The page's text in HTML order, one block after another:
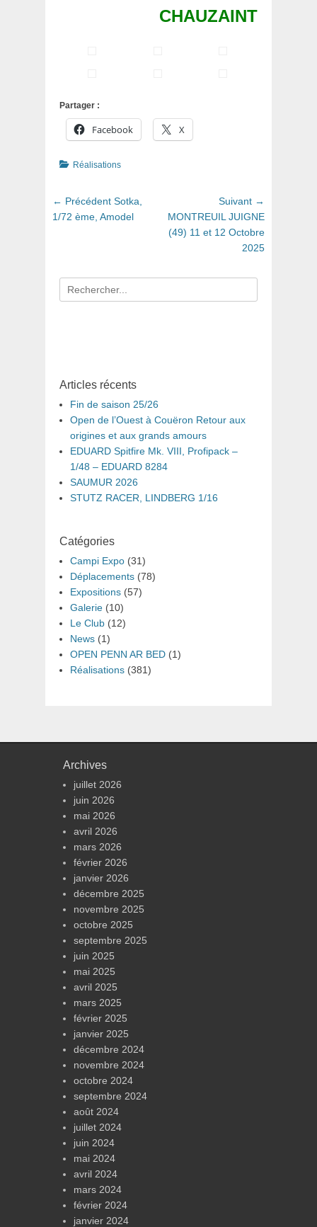
CHAUZAINT
Partager :
Facebook X
Catégories
Réalisations
Navigation
de
← Précédent Article
précédent
Sotka,
1/72 ème, Amodel
Suivant →
suivant
:
MONTREUIL JUIGNE
(49) 11 et 12 Octobre
2025
Recherche
pour
Articles récents
Fin de saison 25/26
Open de l’Ouest à Couëron Retour aux
origines et aux grands amours
EDUARD Spitfire Mk. VIII, Profipack –
1/48 – EDUARD 8284
SAUMUR 2026
STUTZ RACER, LINDBERG 1/16
Catégories
Campi Expo (31)
Déplacements (78)
Expositions (57)
Galerie (10)
Le Club (12)
News (1)
OPEN PENN AR BED (1)
Réalisations (381)
Archives
juillet 2026
juin 2026
mai 2026
avril 2026
mars 2026
février 2026
janvier 2026
décembre 2025
novembre 2025
octobre 2025
septembre 2025
juin 2025
mai 2025
avril 2025
mars 2025
février 2025
janvier 2025
décembre 2024
novembre 2024
octobre 2024
septembre 2024
août 2024
juillet 2024
juin 2024
mai 2024
avril 2024
mars 2024
février 2024
janvier 2024